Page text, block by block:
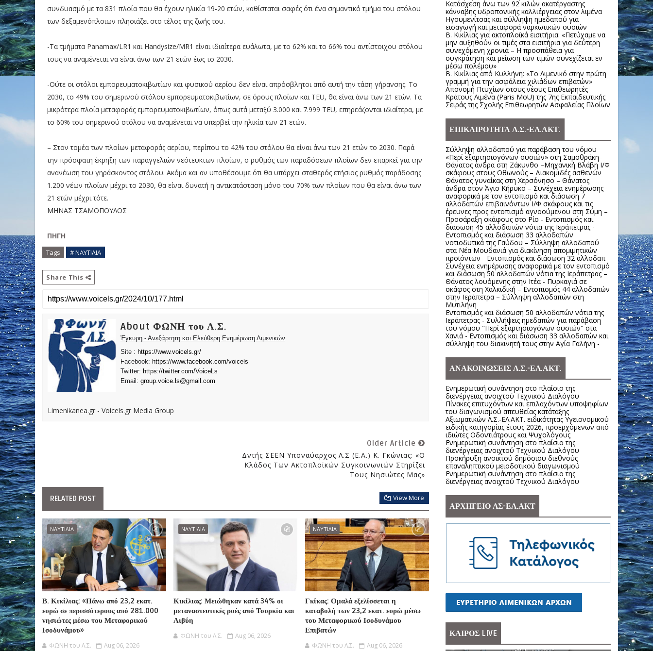
συνδυασμό με τα 831 πλοία που θα έχουν ηλικία 19-20 ετών, καθίσταται σαφές ότι ένα σημαντικό τμήμα του στόλου
των δεξαμενόπλοιων πλησιάζει στο τέλος της ζωής του.
-Τα τμήματα Panamax/LR1 και Handysize/MR1 είναι ιδιαίτερα ευάλωτα, με το 62% και το 66% του αντίστοιχου στόλου
τους να αναμένεται να είναι άνω των 21 ετών έως το 2030.
-Ούτε οι στόλοι εμπορευματοκιβωτίων και φυσικού αερίου δεν είναι απρόσβλητοι από αυτή την τάση γήρανσης. Το
2030, το 49% του σημερινού στόλου εμπορευματοκιβωτίων, σε όρους πλοίων και TEU, θα είναι άνω των 21 ετών. Τα
μικρότερα πλοία μεταφοράς εμπορευματοκιβωτίων, όπως αυτά μεταξύ 3.000 και 7.999 TEU, επηρεάζονται ιδιαίτερα, με
το 60% του σημερινού στόλου να αναμένεται να υπερβεί την ηλικία των 21 ετών.
– Στον τομέα των πλοίων μεταφοράς αερίου, περίπου το 42% του στόλου θα είναι άνω των 21 ετών το 2030. Παρά
την πρόσφατη έκρηξη των παραγγελιών νεότευκτων πλοίων, ο ρυθμός των παραδόσεων πλοίων δεν επαρκεί για την
ανανέωση του γηράσκοντος στόλου. Ακόμα και αν υποθέσουμε ότι θα υπάρχει σταθερός ετήσιος ρυθμός παράδοσης
1.200 νέων πλοίων μέχρι το 2030, θα είναι δυνατή η αντικατάσταση μόνο του 70% των πλοίων που θα είναι άνω των
21 ετών μέχρι τότε.
ΜΗΝΑΣ ΤΣΑΜΟΠΟΥΛΟΣ
ΠΗΓΗ
Tags # ΝΑΥΤΙΛΙΑ
Share This
About ΦΩΝΗ του Λ.Σ.
Έγκυρη - Ανεξάρτητη και Ελεύθερη Ενημέρωση Λιμενικών
Site : https://www.voicels.gr/
Facebook: https://www.facebook.com/voicels
Twitter: https://twitter.com/VoiceLs
Email: group.voice.ls@gmail.com
Limenikanea.gr - Voicels.gr Media Group
Older Article
Δντής ΣΕΕΝ Υποναύαρχος Λ.Σ (ε.α.) Κ. Γκώνιας: «Ο
Κλάδος Των Ακτοπλοϊκών Συγκοινωνιών Στηρίζει
Τους Νησιώτες Μας»
RELATED POST View More
ΝΑΥΤΙΛΙΑ
Β. Κικίλιας: «Πάνω από 23,2 εκατ.
ευρώ σε περισσότερους από 281.000
νησιώτες μέσω του Μεταφορικού
Ισοδυνάμου»
ΦΩΝΗ του Λ.Σ. Aug 06, 2026
ΝΑΥΤΙΛΙΑ
Κικίλιας: Μειώθηκαν κατά 34% οι
μεταναστευτικές ροές από Τουρκία και
Λιβύη
ΦΩΝΗ του Λ.Σ. Aug 06, 2026
ΝΑΥΤΙΛΙΑ
Γκίκας: Ομαλά εξελίσσεται η
καταβολή των 23,2 εκατ. ευρώ μέσω
του Μεταφορικού Ισοδυνάμου
Επιβατών
ΦΩΝΗ του Λ.Σ. Aug 06, 2026
Κατάσχεση άνω των 92 κιλών ακατέργαστης
κάνναβης υδροπονικής καλλιέργειας στον λιμένα
Ηγουμενίτσας και σύλληψη ημεδαπού για
εισαγωγή και μεταφορά ναρκωτικών ουσιών
Β. Κικίλιας για ακτοπλοϊκά εισιτήρια: «Πετύχαμε να
μην αυξηθούν οι τιμές στα εισιτήρια για δεύτερη
συνεχόμενη χρονιά – Η προσπάθεια για
συγκράτηση και μείωση των τιμών συνεχίζεται εν
μέσω πολέμου»
Β. Κικίλιας από Κυλλήνη: «Το Λιμενικό στην πρώτη
γραμμή για την ασφάλεια χιλιάδων επιβατών»
Απονομή Πτυχίων στους νέους Επιθεωρητές
Κράτους Λιμένα (Paris MoU) της 7ης Εκπαιδευτικής
Σειράς της Σχολής Επιθεωρητών Ασφαλείας Πλοίων
ΕΠΙΚΑΙΡΟΤΗΤΑ Λ.Σ.-ΕΛ.ΑΚΤ.
Σύλληψη αλλοδαπού για παράβαση του νόμου
«Περί εξαρτησιογόνων ουσιών» στη Σαμοθράκη–
Θάνατος άνδρα στη Ζάκυνθο –Μηχανική Βλάβη Ι/Φ
σκάφους στους Οθωνούς – Διακομιδές ασθενών
Θάνατος γυναίκας στη Χερσόνησο – Θάνατος
άνδρα στον Άγιο Κήρυκο – Συνέχεια ενημέρωσης
αναφορικά με τον εντοπισμό και διάσωση 7
αλλοδαπών επιβαινόντων Ι/Φ σκάφους και τις
έρευνες προς εντοπισμό αγνοούμενου στη Σύμη –
Προσάραξη σκάφους στο Ρίο - Εντοπισμός και
διάσωση 45 αλλοδαπών νότια της Ιεράπετρας -
Εντοπισμός και διάσωση 33 αλλοδαπών
νοτιοδυτικά της Γαύδου – Σύλληψη αλλοδαπού
στα Νέα Μουδανιά για διακίνηση απομιμητικών
προϊόντων - Εντοπισμός και διάσωση 32 αλλοδαπ
Συνέχεια ενημέρωσης αναφορικά με τον εντοπισμό
και διάσωση 50 αλλοδαπών νότια της Ιεράπετρας –
Θάνατος λουόμενης στην Ιτέα - Πυρκαγιά σε
σκάφος στη Χαλκιδική – Εντοπισμός 44 αλλοδαπών
στην Ιεράπετρα – Σύλληψη αλλοδαπών στη
Μυτιλήνη
Εντοπισμός και διάσωση 50 αλλοδαπών νότια της
Ιεράπετρας - Συλλήψεις ημεδαπών για παράβαση
του νόμου "Περί εξαρτησιογόνων ουσιών" στα
Χανιά - Εντοπισμός και διάσωση 33 αλλοδαπών και
σύλληψη του διακινητή τους στην Αγία Γαλήνη -
ΑΝΑΚΟΙΝΩΣΕΙΣ Λ.Σ.-ΕΛ.ΑΚΤ.
Ενημερωτική συνάντηση στο πλαίσιο της
διενέργειας ανοιχτού Τεχνικού Διαλόγου
Πίνακες επιτυχόντων και επιλαχόντων υποψηφίων
του διαγωνισμού απευθείας κατάταξης
Αξιωματικών Λ.Σ.-ΕΛ.ΑΚΤ. ειδικότητας Υγειονομικού
ειδικής κατηγορίας έτους 2026, προερχόμενων από
ιδιώτες Οδοντιάτρους και Ψυχολόγους
Ενημερωτική συνάντηση στο πλαίσιο της
διενέργειας ανοιχτού Τεχνικού Διαλόγου
Προκήρυξη ανοικτού δημόσιου διεθνούς
επαναληπτικού μειοδοτικού διαγωνισμού
Ενημερωτική συνάντηση στο πλαίσιο της
διενέργειας ανοιχτού Τεχνικού Διαλόγου
ΑΡΧΗΓΕΙΟ ΛΣ-ΕΛ.ΑΚΤ
ΚΑΙΡΟΣ LIVE